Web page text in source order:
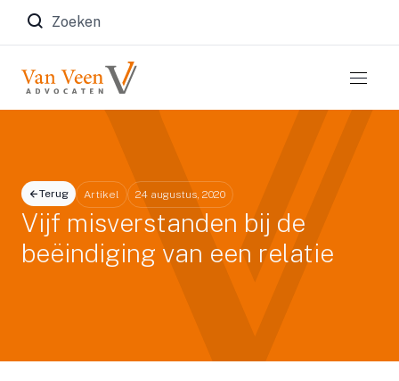
Zoeken naar:
Terug Artikel 24 augustus, 2020
Vijf misverstanden bij de
beëindiging van een relatie